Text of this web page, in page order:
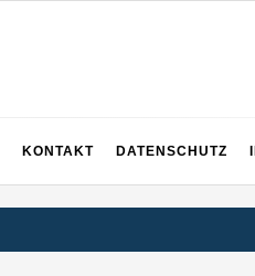
KONTAKT DATENSCHUTZ